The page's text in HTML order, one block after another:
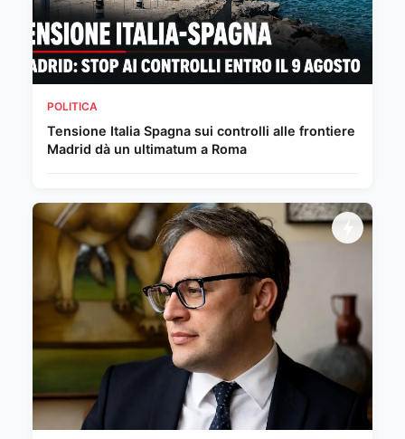
POLITICA
Tensione Italia Spagna sui controlli alle frontiere
Madrid dà un ultimatum a Roma